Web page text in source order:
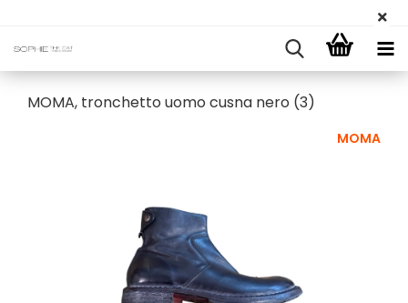
MOMA, tronchetto uomo cusna nero (3)
MOMA